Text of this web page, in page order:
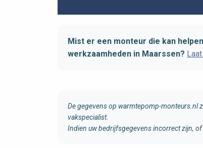
Mist er een monteur die kan
werkzaamheden in Maarssen?
De gegevens op warmtepomp-monteurs.nl
vakspecialist.
Indien uw bedrijfsgegevens incorrect zijn,